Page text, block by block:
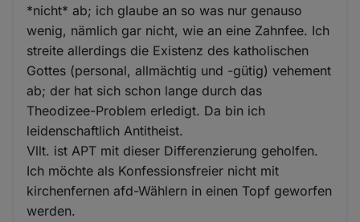
*nicht* ab; ich glaube an so was nur genauso
wenig, nämlich gar nicht, wie an eine Zahnfee. Ich
streite allerdings die Existenz des katholischen
Gottes (personal, allmächtig und -gütig) vehement
ab; der hat sich schon lange durch das
Theodizee-Problem erledigt. Da bin ich
leidenschaftlich Antitheist.
Vllt. ist APT mit dieser Differenzierung geholfen.
Ich möchte als Konfessionsfreier nicht mit
kirchenfernen afd-Wählern in einen Topf geworfen
werden.